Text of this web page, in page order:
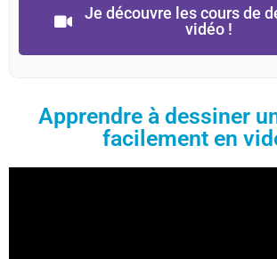
Je découvre les cours de
vidéo !
Apprendre à dessiner
facilement en